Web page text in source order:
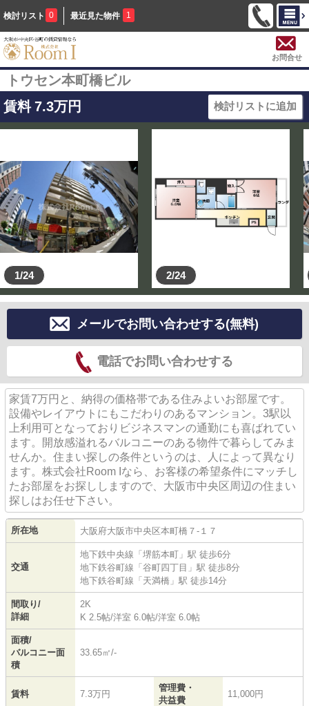
検討リスト 0 最近見た物件 1
お問合せ
トウセン本町橋ビル
賃料 7.3万円 検討リストに追加
1/24 2/24
メールでお問い合わせする(無料)
電話でお問い合わせする
家賃7万円と、納得の価格帯である住みよいお部屋です。
設備やレイアウトにもこだわりのあるマンション。3駅以
上利用可となっておりビジネスマンの通勤にも喜ばれてい
ます。開放感溢れるバルコニーのある物件で暮らしてみま
せんか。住まい探しの条件というのは、人によって異なり
ます。株式会社Room Iなら、お客様の希望条件にマッチし
たお部屋をお探ししますので、大阪市中央区周辺の住まい
探しはお任せ下さい。
所在地 大阪府大阪市中央区本町橋 ７-１７
交通
地下鉄中央線 「 堺筋本町 」駅 徒歩6分
地下鉄谷町線 「 谷町四丁目 」駅 徒歩8分
地下鉄谷町線 「 天満橋 」駅 徒歩14分
間取り/
詳細
2K
K 2.5帖/洋室 6.0帖/洋室 6.0帖
面積/
バルコニー面
積
33.65㎡/-
賃料 7.3万円
管理費・
共益費
11,000円